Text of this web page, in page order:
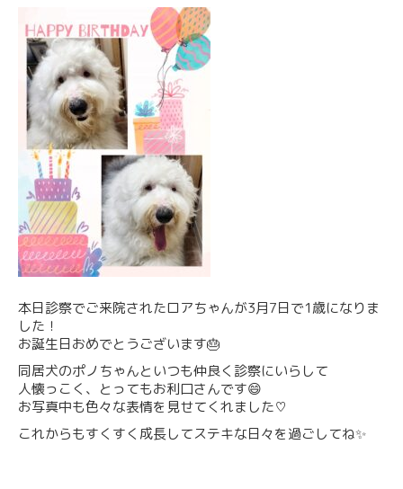
本日診察でご来院されたロアちゃんが3月7日で1歳になりま
した！
お誕生日おめでとうございます🎂
同居犬のポノちゃんといつも仲良く診察にいらして
人懐っこく、とってもお利口さんです😄
お写真中も色々な表情を見せてくれました♡
これからもすくすく成長してステキな日々を過ごしてね✨